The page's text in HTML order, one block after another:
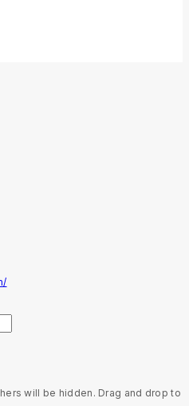
will be hidden. Drag and drop to